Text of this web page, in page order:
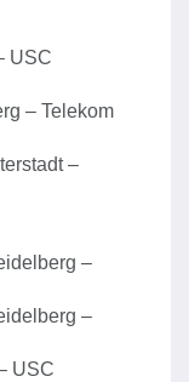
USC
– Telekom
–
–
–
USC